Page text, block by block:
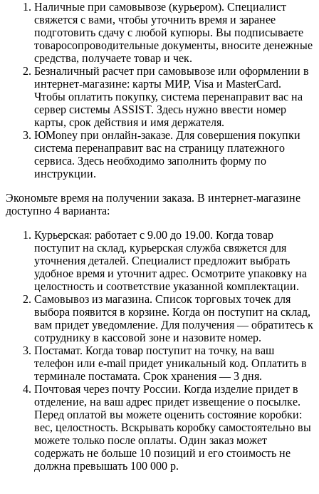
Наличные при самовывозе (курьером). Специалист
свяжется с вами, чтобы уточнить время и заранее
подготовить сдачу с любой купюры. Вы подписываете
товаросопроводительные документы, вносите денежные
средства, получаете товар и чек.
Безналичный расчет при самовывозе или оформлении в
интернет-магазине: карты МИР, Visa и MasterCard.
Чтобы оплатить покупку, система перенаправит вас на
сервер системы ASSIST. Здесь нужно ввести номер
карты, срок действия и имя держателя.
ЮMoney при онлайн-заказе. Для совершения покупки
система перенаправит вас на страницу платежного
сервиса. Здесь необходимо заполнить форму по
инструкции.
Экономьте время на получении заказа. В интернет-магазине
доступно 4 варианта:
Курьерская: работает с 9.00 до 19.00. Когда товар
поступит на склад, курьерская служба свяжется для
уточнения деталей. Специалист предложит выбрать
удобное время и уточнит адрес. Осмотрите упаковку на
целостность и соответствие указанной комплектации.
Самовывоз из магазина. Список торговых точек для
выбора появится в корзине. Когда он поступит на склад,
вам придет уведомление. Для получения — обратитесь к
сотруднику в кассовой зоне и назовите номер.
Постамат. Когда товар поступит на точку, на ваш
телефон или e-mail придет уникальный код. Оплатить в
терминале постамата. Срок хранения — 3 дня.
Почтовая через почту России. Когда изделие придет в
отделение, на ваш адрес придет извещение о посылке.
Перед оплатой вы можете оценить состояние коробки:
вес, целостность. Вскрывать коробку самостоятельно вы
можете только после оплаты. Один заказ может
содержать не больше 10 позиций и его стоимость не
должна превышать 100 000 р.